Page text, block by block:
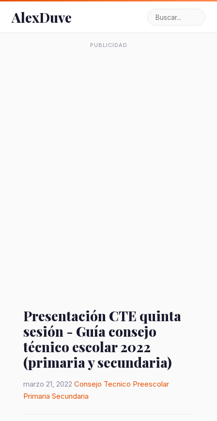
AlexDuve
PUBLICIDAD
Presentación CTE quinta
sesión - Guía consejo
técnico escolar 2022
(primaria y secundaria)
marzo 21, 2022 Consejo Tecnico Preescolar
Primaria Secundaria